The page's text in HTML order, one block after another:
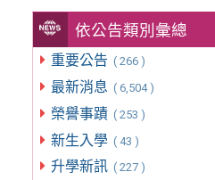
依公告類別彙總
重要公告 ( 266 )
最新消息 ( 6,504 )
榮譽事蹟 ( 253 )
新生入學 ( 43 )
升學新訊 ( 227 )